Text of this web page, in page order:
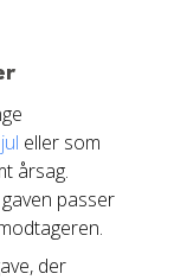
jul eller som
årsag.
passer
der